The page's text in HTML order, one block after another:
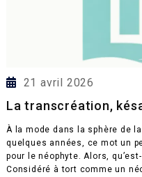
21 avril 2026
La transcréation,
À la mode dans la sphère de
quelques années, ce mot un
pour le néophyte. Alors,
Considéré à tort comme un